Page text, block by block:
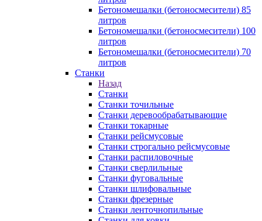
Бетономешалки (бетоносмесители) 85
литров
Бетономешалки (бетоносмесители) 100
литров
Бетономешалки (бетоносмесители) 70
литров
Станки
Назад
Станки
Станки точильные
Станки деревообрабатывающие
Станки токарные
Станки рейсмусовые
Станки строгально рейсмусовые
Станки распиловочные
Станки сверлильные
Станки фуговальные
Станки шлифовальные
Станки фрезерные
Станки ленточнопильные